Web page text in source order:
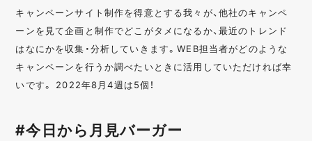
キャンペーンサイト制作を得意とする我々が、他社のキャンペ
ーンを見て企画と制作でどこがタメになるか、最近のトレンド
はなにかを収集・分析していきます。WEB担当者がどのような
キャンペーンを行うか調べたいときに活用していただければ幸
いです。 2022年8月4週は5個！
#今日から月見バーガー